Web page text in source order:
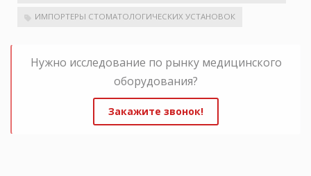
ИМПОРТЕРЫ СТОМАТОЛОГИЧЕСКИХ УСТАНОВОК
Нужно исследование по рынку медицинского
оборудования?
Закажите звонок!